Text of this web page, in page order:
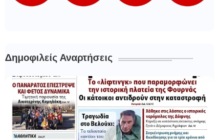
Δημοφιλείς Αναρτήσεις